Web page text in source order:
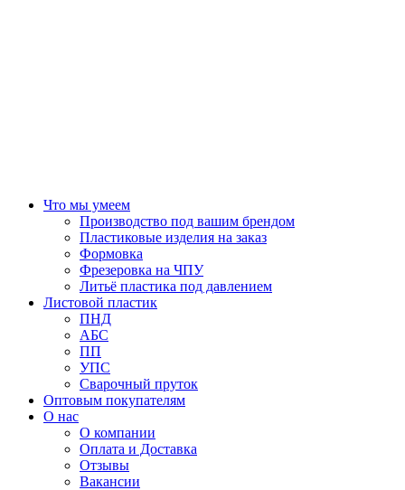
Что мы умеем
Производство под вашим брендом
Пластиковые изделия на заказ
Формовка
Фрезеровка на ЧПУ
Литьё пластика под давлением
Листовой пластик
ПНД
АБС
ПП
УПС
Сварочный пруток
Оптовым покупателям
О нас
О компании
Оплата и Доставка
Отзывы
Вакансии